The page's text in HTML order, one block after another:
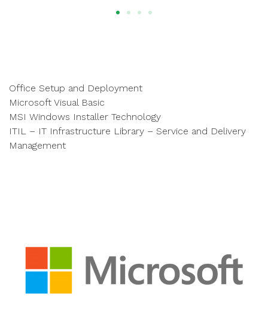
Office Setup and Deployment
Microsoft Visual Basic
MSI Windows Installer Technology
ITIL – IT Infrastructure Library – Service and Delivery
Management